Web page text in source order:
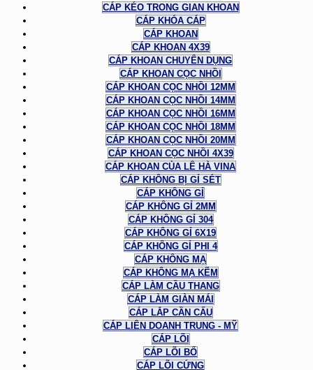
CÁP KÉO TRONG GIAN KHOAN
CÁP KHÓA CÁP
CÁP KHOAN
CÁP KHOAN 4X39
CÁP KHOAN CHUYÊN DỤNG
CÁP KHOAN CỌC NHỒI
CÁP KHOAN CỌC NHỒI 12MM
CÁP KHOAN CỌC NHỒI 14MM
CÁP KHOAN CỌC NHỒI 16MM
CÁP KHOAN CỌC NHỒI 18MM
CÁP KHOAN CỌC NHỒI 20MM
CÁP KHOAN CỌC NHỒI 4X39
CÁP KHOAN CỦA LÊ HÀ VINA
CÁP KHÔNG BỊ GỈ SÉT
CÁP KHÔNG GỈ
CÁP KHÔNG GỈ 2MM
CÁP KHÔNG GỈ 304
CÁP KHÔNG GỈ 6X19
CÁP KHÔNG GỈ PHI 4
CÁP KHÔNG MẠ
CÁP KHÔNG MẠ KẼM
CÁP LÀM CẦU THANG
CÁP LÀM GIÀN MÁI
CÁP LẮP CẦN CẨU
CÁP LIÊN DOANH TRUNG - MỸ
CÁP LÕI
CÁP LÕI BỐ
CÁP LÕI CỨNG